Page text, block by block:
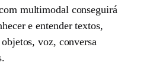
multimodal conseguirá
e entender textos,
voz, conversa